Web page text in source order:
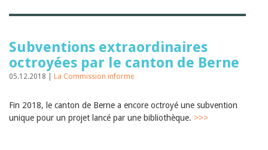
Subventions extraordinaires
octroyées par le canton de Berne
05.12.2018 | La Commission informe
Fin 2018, le canton de Berne a encore octroyé une subvention
unique pour un projet lancé par une bibliothèque. >>>